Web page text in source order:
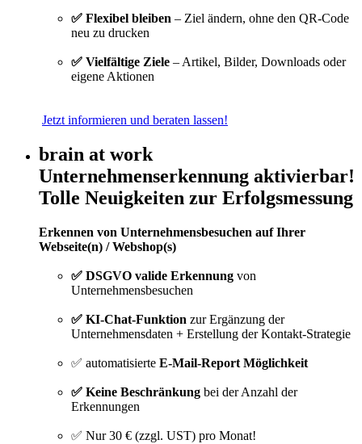
✅ Flexibel bleiben – Ziel ändern, ohne den QR-Code
neu zu drucken
✅ Vielfältige Ziele – Artikel, Bilder, Downloads oder
eigene Aktionen
Jetzt informieren und beraten lassen!
brain at work
Unternehmenserkennung aktivierbar!
Tolle Neuigkeiten zur Erfolgsmessung
Erkennen von Unternehmensbesuchen auf Ihrer
Webseite(n) / Webshop(s)
✅ DSGVO valide Erkennung von
Unternehmensbesuchen
✅ KI-Chat-Funktion zur Ergänzung der
Unternehmensdaten + Erstellung der Kontakt-Strategie
✅ automatisierte E-Mail-Report Möglichkeit
✅ Keine Beschränkung bei der Anzahl der
Erkennungen
✅ Nur 30 € (zzgl. UST) pro Monat!